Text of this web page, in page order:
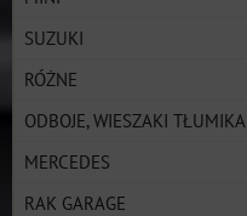
SUZUKI
RÓŻNE
ODBOJE, WIESZAKI TŁUMIKA
MERCEDES
RAK GARAGE